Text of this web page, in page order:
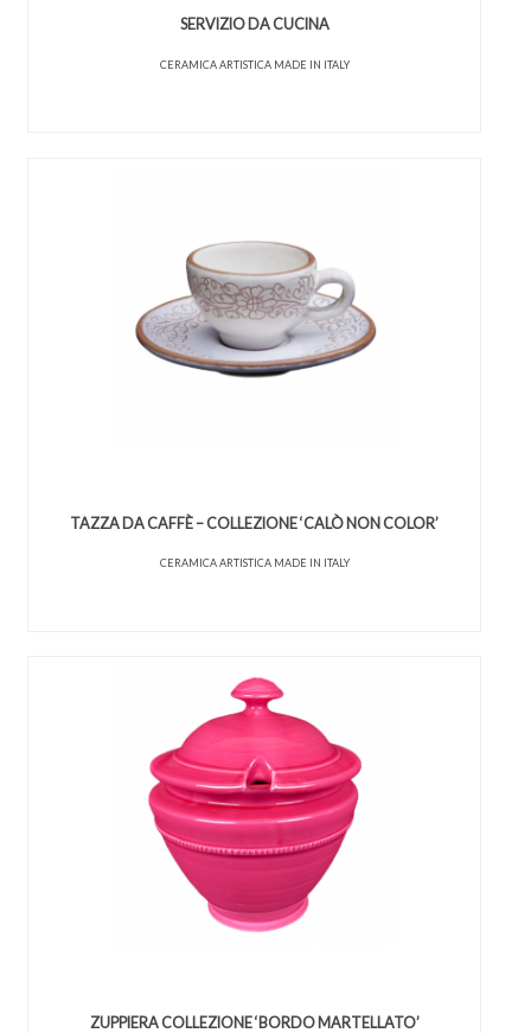
SERVIZIO DA CUCINA
CERAMICA ARTISTICA MADE IN ITALY
TAZZA DA CAFFÈ – COLLEZIONE ‘CALÒ NON COLOR’
CERAMICA ARTISTICA MADE IN ITALY
ZUPPIERA COLLEZIONE ‘BORDO MARTELLATO’